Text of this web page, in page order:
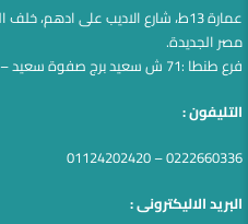
عمارة 13ط، شارع الاديب على
مصر الجديدة.
فرع طنطا :71 ش سعيد برج صفوة سعيد – الدور الآول
التليفون :
0222660336 – 01124202420
البريد الاليكترونى :